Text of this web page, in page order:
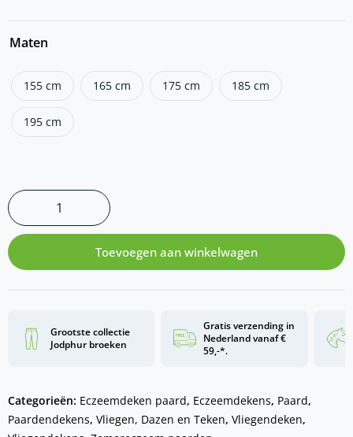
Maten
155 cm 165 cm 175 cm 185 cm
195 cm
Toevoegen aan winkelwagen
Grootste collectie
Jodphur broeken
Gratis verzending in
Nederland vanaf €
59,-*.
Categorieën: Eczeemdeken paard, Eczeemdekens, Paard,
Paardendekens, Vliegen, Dazen en Teken, Vliegendeken,